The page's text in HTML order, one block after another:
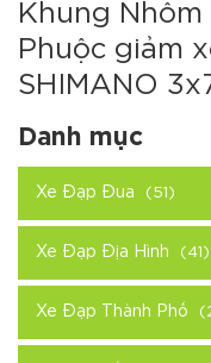
Khung
Phuộc giảm
SHIMANO
Danh mục
Xe Đạp Đua (51)
Xe Đạp Địa Hình (41)
Xe Đạp Thành Phố